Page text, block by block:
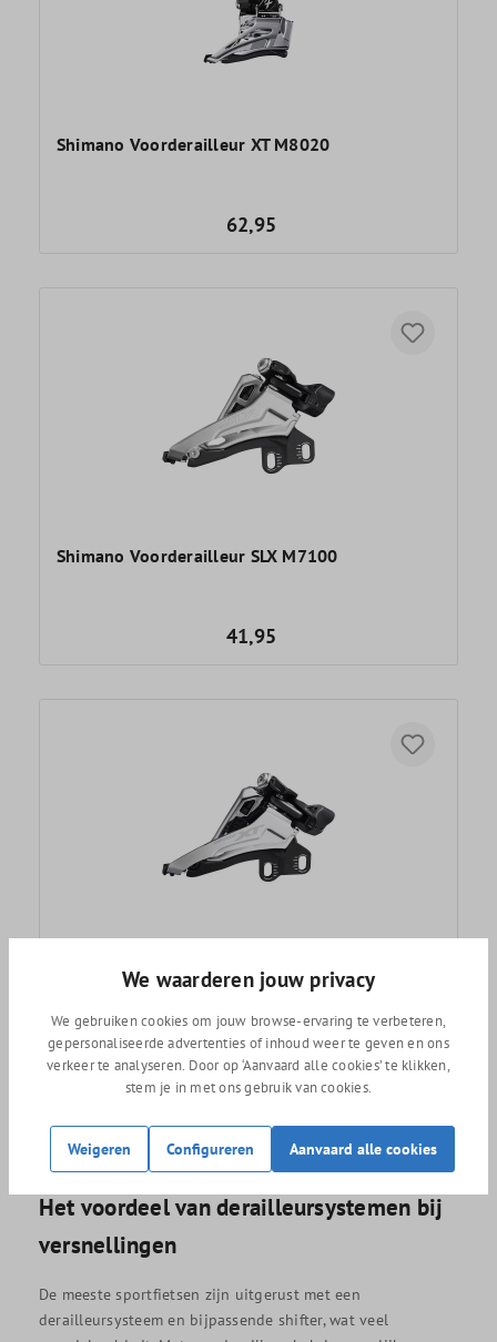
Shimano Voorderailleur XT M8020
62,95
Shimano Voorderailleur SLX M7100
41,95
Shimano Voorderailleur XT M8100
Adviesprijs44,99
39,99
Het voordeel van derailleursystemen bij
versnellingen
De meeste sportfietsen zijn uitgerust met een
derailleursysteem en bijpassende shifter, wat veel
We waarderen jouw privacy
We gebruiken cookies om jouw browse-ervaring te verbeteren,
gepersonaliseerde advertenties of inhoud weer te geven en ons
verkeer te analyseren. Door op ‘Aanvaard alle cookies’ te klikken,
stem je in met ons gebruik van cookies.
Weigeren Configureren Aanvaard alle cookies